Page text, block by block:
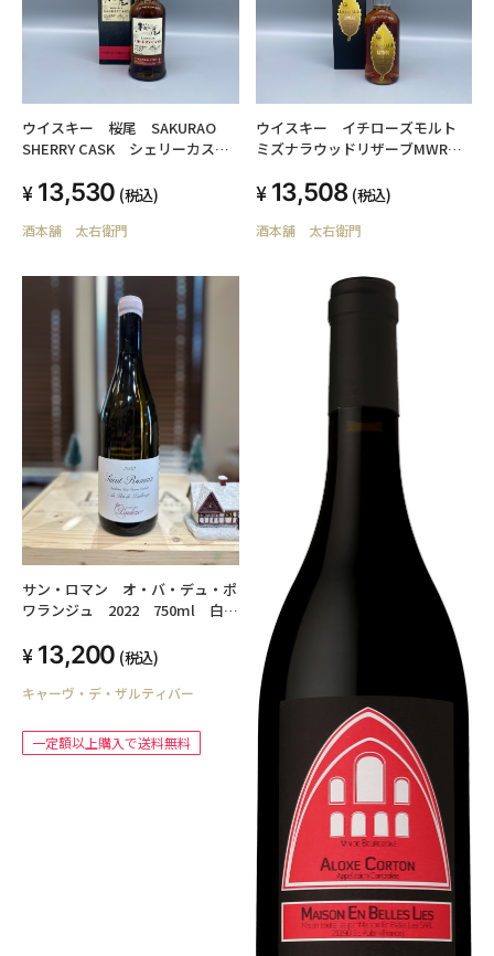
ウイスキー 桜尾 SAKURAO
SHERRY CASK シェリーカス
ウイスキー 700ml 50度
13,530 (税込)
酒本舗 太右衛門
ウイスキー イチローズモルト
ミズナラウッドリザーブMWR
13,508 (税込)
酒本舗 太右衛門
サン・ロマン オ・バ・デュ・ポ
ワランジュ 2022 750ml 白ワ
13,200 (税込)
キャーヴ・デ・ザルティバー
一定額以上購入で送料無料